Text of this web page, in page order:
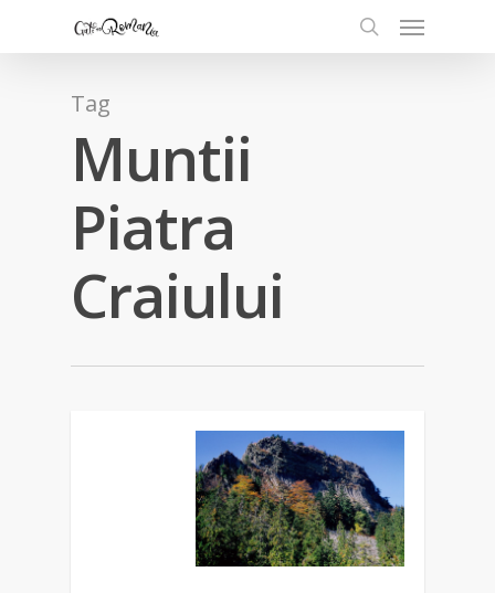
Tag
Muntii
Piatra
Craiului